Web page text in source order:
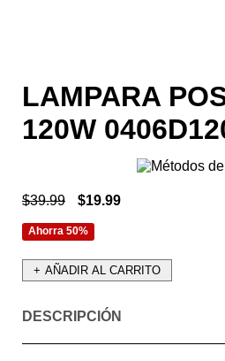
LAMPARA
120W
$39.99 $19.99
Ahorra 50%
AÑADIR AL CARRITO
DESCRIPCIÓN